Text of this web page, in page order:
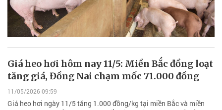
Giá heo hơi hôm nay 11/5: Miền Bắc đồng loạt
tăng giá, Đồng Nai chạm mốc 71.000 đồng
11/05/2026 09:59
Giá heo hơi ngày 11/5 tăng 1.000 đồng/kg tại miền Bắc và miền